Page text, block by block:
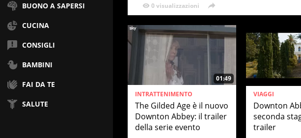
BUONO A SAPERSI
CUCINA
CONSIGLI
BAMBINI
FAI DA TE
SALUTE
0 visualizzazioni
01:49
INTRATTENIMENTO
The Gilded Age è il nuovo
Downton Abbey: il trailer
della serie evento
VIAGGI
Downton
seconda
trailer